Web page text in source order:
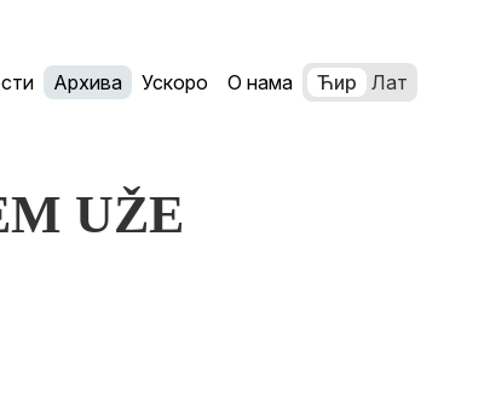
Архива Ускоро О нама Ћир Лат
UŽE